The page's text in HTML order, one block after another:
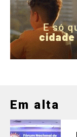
Em alta